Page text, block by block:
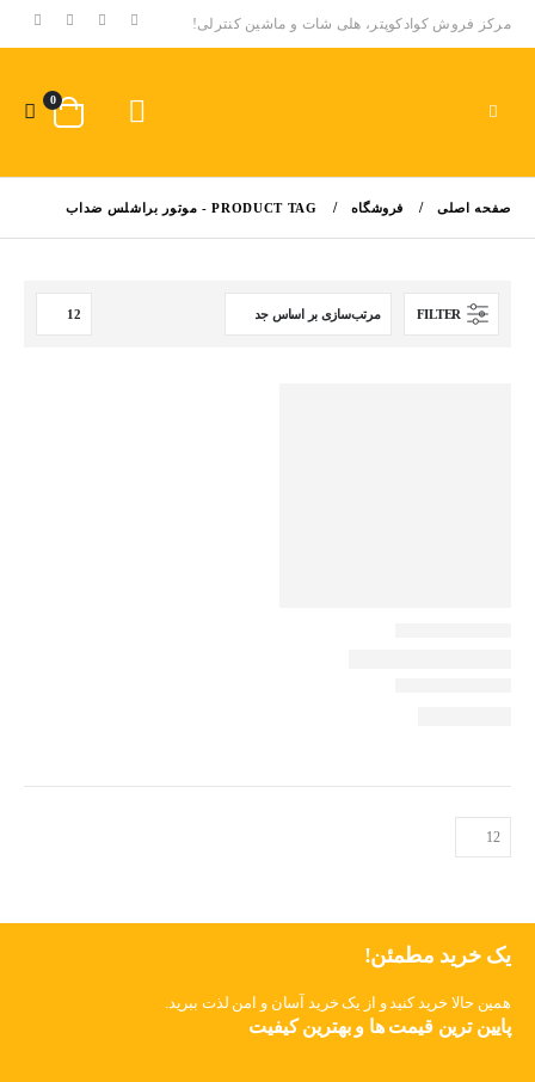
مرکز فروش کوادکوپتر، هلی شات و ماشین کنترلی!
0
صفحه اصلی فروشگاه PRODUCT TAG - موتور براشلس ضداب
FILTER
یک خرید مطمئن!
همین حالا خرید کنید و از یک خرید آسان و امن لذت ببرید.
پایین ترین قیمت ها و بهترین کیفیت